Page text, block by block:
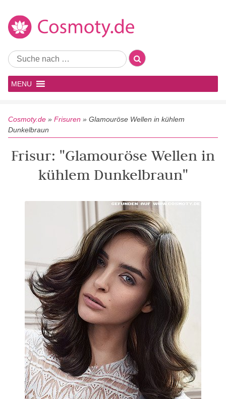
MENU
Cosmoty.de » Frisuren » Glamouröse Wellen in kühlem
Dunkelbraun
Frisur: "Glamouröse Wellen in
kühlem Dunkelbraun"